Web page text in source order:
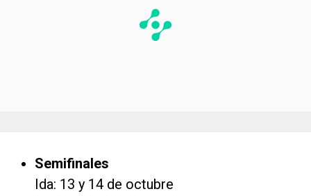
Semifinales
Ida: 13 y 14 de octubre